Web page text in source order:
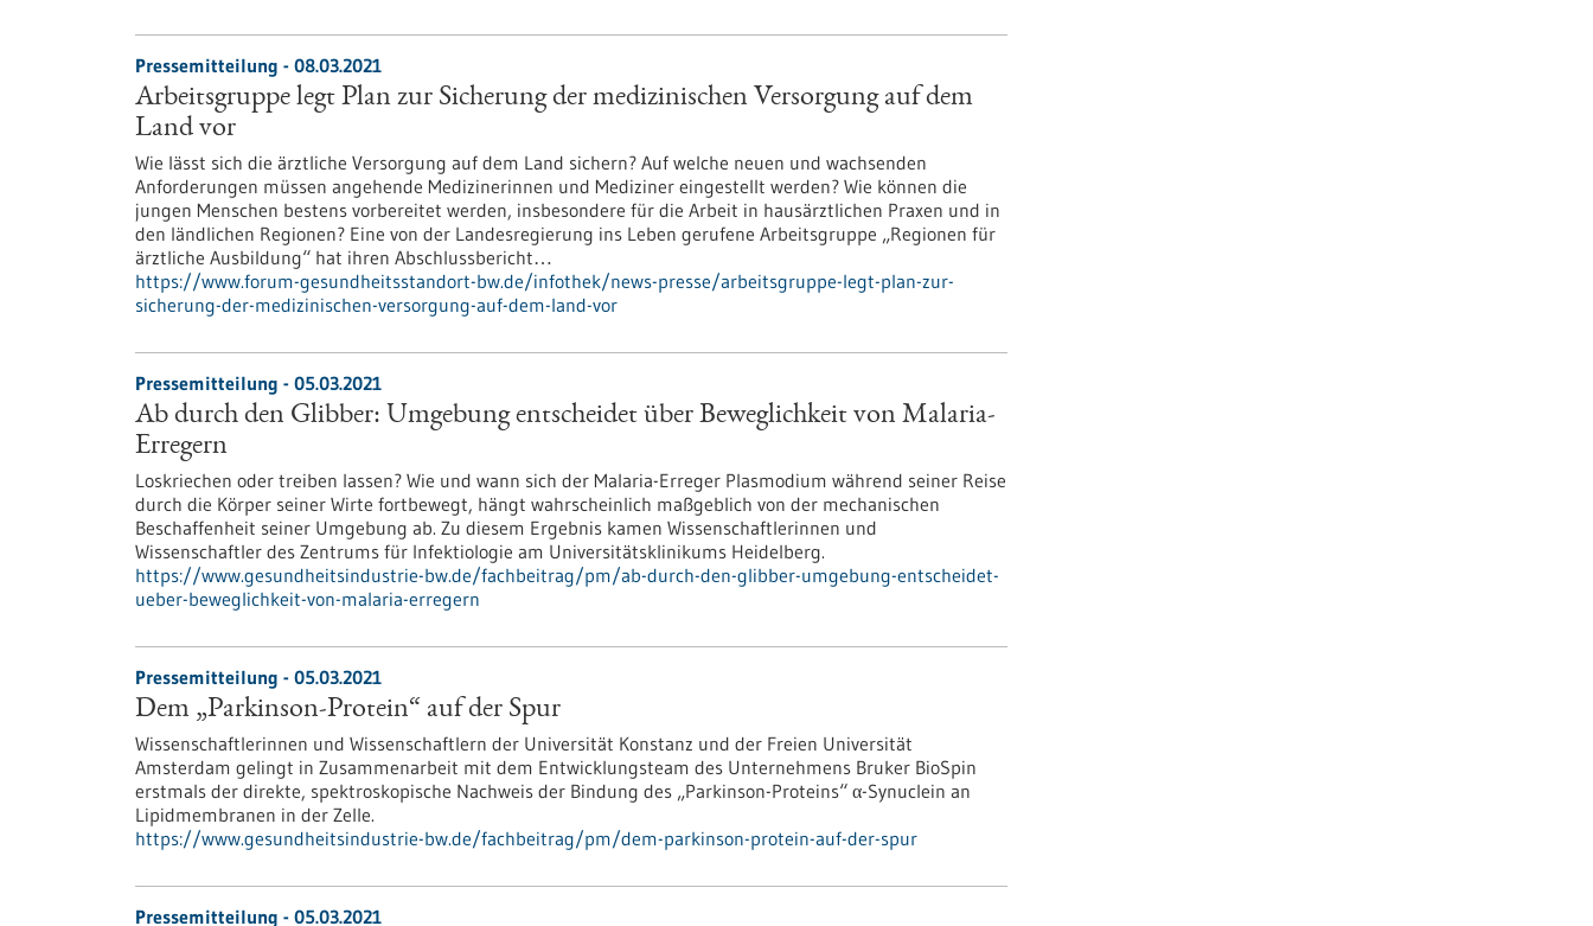
Pressemitteilung - 08.03.2021
Arbeitsgruppe legt Plan zur Sicherung der medizinischen Versorgung auf dem
Land vor
Wie lässt sich die ärztliche Versorgung auf dem Land sichern? Auf welche neuen und wachsenden
Anforderungen müssen angehende Medizinerinnen und Mediziner eingestellt werden? Wie können die
jungen Menschen bestens vorbereitet werden, insbesondere für die Arbeit in hausärztlichen Praxen und in
den ländlichen Regionen? Eine von der Landesregierung ins Leben gerufene Arbeitsgruppe „Regionen für
ärztliche Ausbildung“ hat ihren Abschlussbericht…
https://www.forum-gesundheitsstandort-bw.de/infothek/news-presse/arbeitsgruppe-legt-plan-zur-
sicherung-der-medizinischen-versorgung-auf-dem-land-vor
Pressemitteilung - 05.03.2021
Ab durch den Glibber: Umgebung entscheidet über Beweglichkeit von Malaria-
Erregern
Loskriechen oder treiben lassen? Wie und wann sich der Malaria-Erreger Plasmodium während seiner Reise
durch die Körper seiner Wirte fortbewegt, hängt wahrscheinlich maßgeblich von der mechanischen
Beschaffenheit seiner Umgebung ab. Zu diesem Ergebnis kamen Wissenschaftlerinnen und
Wissenschaftler des Zentrums für Infektiologie am Universitätsklinikums Heidelberg.
https://www.gesundheitsindustrie-bw.de/fachbeitrag/pm/ab-durch-den-glibber-umgebung-entscheidet-
ueber-beweglichkeit-von-malaria-erregern
Pressemitteilung - 05.03.2021
Dem „Parkinson-Protein“ auf der Spur
Wissenschaftlerinnen und Wissenschaftlern der Universität Konstanz und der Freien Universität
Amsterdam gelingt in Zusammenarbeit mit dem Entwicklungsteam des Unternehmens Bruker BioSpin
erstmals der direkte, spektroskopische Nachweis der Bindung des „Parkinson-Proteins“ α-Synuclein an
Lipidmembranen in der Zelle.
https://www.gesundheitsindustrie-bw.de/fachbeitrag/pm/dem-parkinson-protein-auf-der-spur
Pressemitteilung - 05.03.2021